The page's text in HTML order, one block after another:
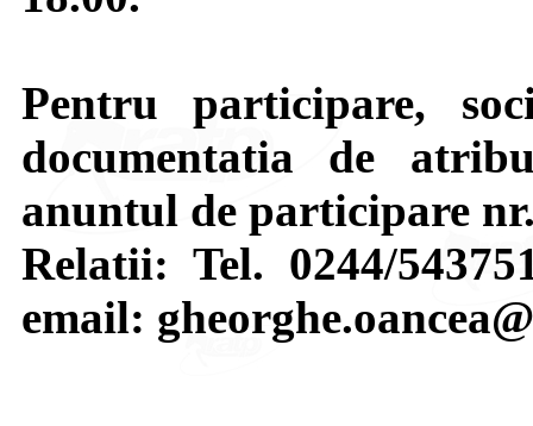
Pentru participare,
documentatia de
anuntul de participare
Relatii: Tel. 0244/
email: